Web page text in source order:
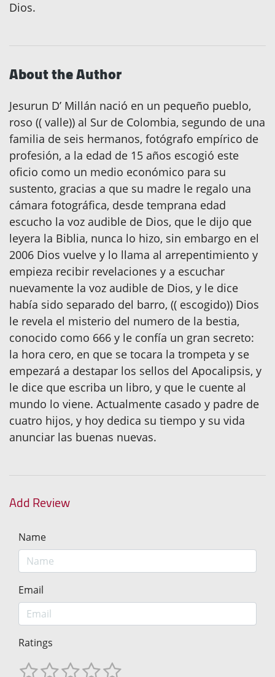
Dios.
About the Author
Jesurun D’ Millán nació en un pequeño pueblo,
roso (( valle)) al Sur de Colombia, segundo de una
familia de seis hermanos, fotógrafo empírico de
profesión, a la edad de 15 años escogió este
oficio como un medio económico para su
sustento, gracias a que su madre le regalo una
cámara fotográfica, desde temprana edad
escucho la voz audible de Dios, que le dijo que
leyera la Biblia, nunca lo hizo, sin embargo en el
2006 Dios vuelve y lo llama al arrepentimiento y
empieza recibir revelaciones y a escuchar
nuevamente la voz audible de Dios, y le dice
había sido separado del barro, (( escogido)) Dios
le revela el misterio del numero de la bestia,
conocido como 666 y le confía un gran secreto:
la hora cero, en que se tocara la trompeta y se
empezará a destapar los sellos del Apocalipsis, y
le dice que escriba un libro, y que le cuente al
mundo lo viene. Actualmente casado y padre de
cuatro hijos, y hoy dedica su tiempo y su vida
anunciar las buenas nuevas.
Add Review
Name
Email
Ratings